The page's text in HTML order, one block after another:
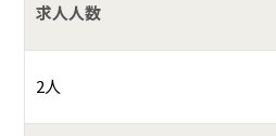
求人人数
2人